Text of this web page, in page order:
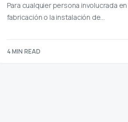
Para cualquier persona involucrada
fabricación o la instalación de…
4 MIN READ